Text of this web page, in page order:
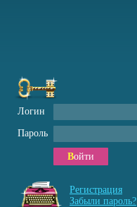
Логин
Пароль
Войти
Регистрация
Забыли пароль?